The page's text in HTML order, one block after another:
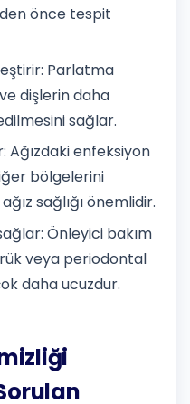
önce tespit
Parlatma
dişlerin daha
sağlar.
Ağızdaki enfeksiyon
bölgelerini
sağlığı önemlidir.
Önleyici bakım
veya periodontal
daha ucuzdur.